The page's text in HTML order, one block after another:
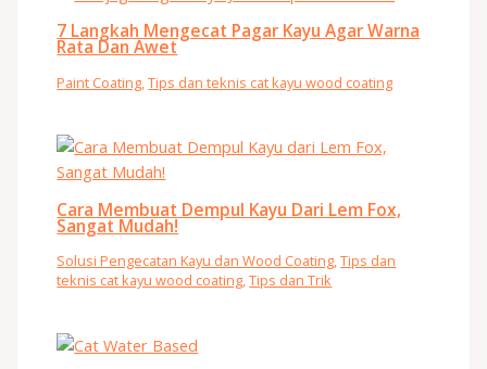
7 Langkah Mengecat Pagar Kayu Agar Warna
Rata Dan Awet
Paint Coating,Tips dan teknis cat kayu wood coating
Cara Membuat Dempul Kayu Dari Lem Fox,
Sangat Mudah!
Solusi Pengecatan Kayu dan Wood Coating,Tips dan
teknis cat kayu wood coating,Tips dan Trik